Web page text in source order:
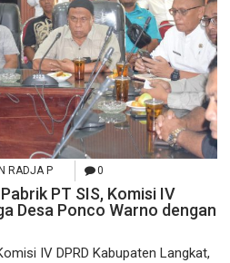
RADJA P 0
PT SIS, Komisi IV
Desa Ponco Warno dengan
IV DPRD Kabupaten Langkat,